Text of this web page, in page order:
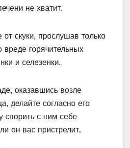
не хватит.
от скуки, прослушав только
вреде горячительных
и селезенки.
оказавшись возле
делайте согласно его
спорить с ним себе
он вас пристрелит,